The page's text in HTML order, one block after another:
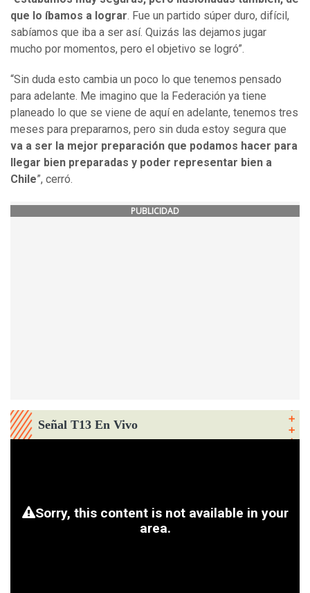
que lo íbamos a lograr . Fue un partido súper duro, difícil,
sabíamos que iba a ser así. Quizás las dejamos jugar
mucho por momentos, pero el objetivo se logró”.
“Sin duda esto cambia un poco lo que tenemos pensado
para adelante. Me imagino que la Federación ya tiene
planeado lo que se viene de aquí en adelante, tenemos tres
meses para prepararnos, pero sin duda estoy segura que
va a ser la mejor preparación que podamos hacer para
llegar bien preparadas y poder representar bien a
Chile”, cerró.
PUBLICIDAD
Señal T13 En Vivo